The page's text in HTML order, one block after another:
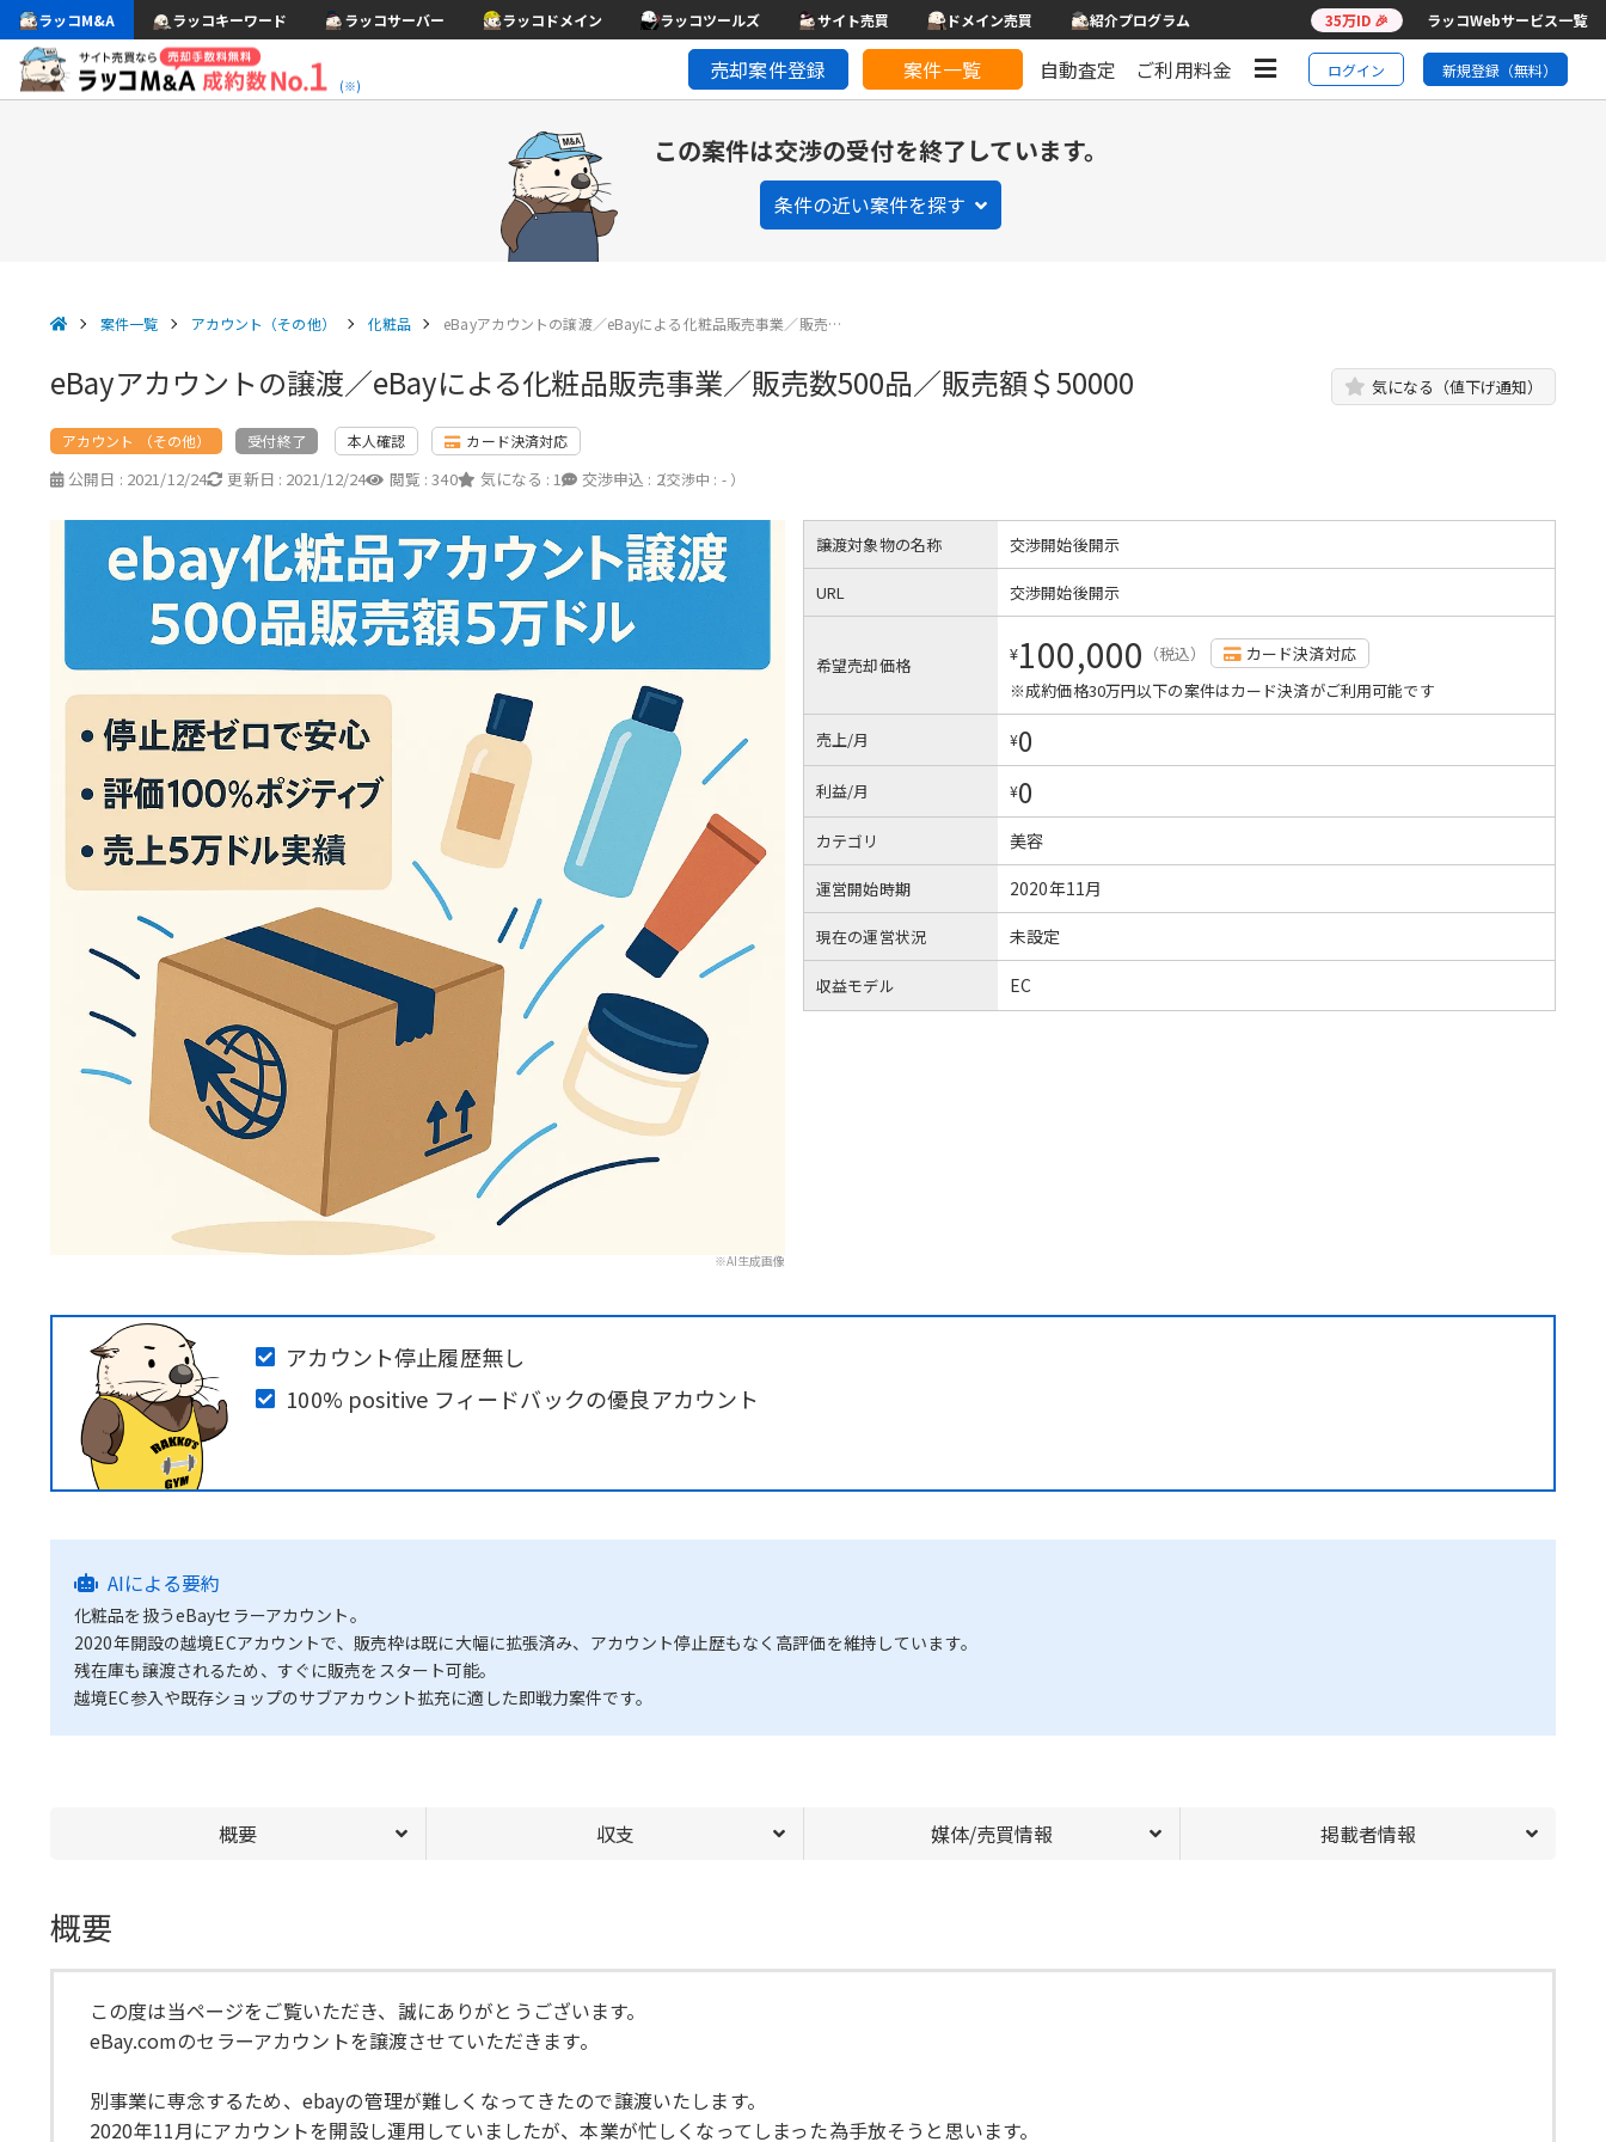
ラッコM&A ラッコキーワード ラッコサーバー ラッコドメイン ラッコツールズ サイト売買 ドメイン売買 紹介プログラム 35万ID 🎉 ラッコWebサービス一覧
(※)
売却案件登録 案件一覧 自動査定 ご利用料金 ログイン 新規登録（無料）
この案件は交渉の受付を終了しています。
条件の近い案件を探す
案件一覧 アカウント（その他） 化粧品 eBayアカウントの譲渡／eBayによる化粧品販売事業／販売…
eBayアカウントの譲渡／eBayによる化粧品販売事業／販売数500品／販売額＄50000 気になる（値下げ通知）
アカウント （その他） 受付終了 本人確認 カード決済対応
公開日 : 2021/12/24 更新日 : 2021/12/24 閲覧 :340 気になる : 1 交渉申込 : 2
（交渉中 : - ）
※AI生成画像
譲渡対象物の名称 交渉開始後開示
URL 交渉開始後開示
希望売却価格 ¥100,000 （税込）
カード決済対応
※成約価格30万円以下の案件はカード決済がご利用可能です
売上/月 ¥0
利益/月 ¥0
カテゴリ 美容
運営開始時期 2020年11月
現在の運営状況 未設定
収益モデル EC
アカウント停止履歴無し
100% positive フィードバックの優良アカウント
AIによる要約
化粧品を扱うeBayセラーアカウント。
2020年開設の越境ECアカウントで、販売枠は既に大幅に拡張済み、アカウント停止歴もなく高評価を維持しています。
残在庫も譲渡されるため、すぐに販売をスタート可能。
越境EC参入や既存ショップのサブアカウント拡充に適した即戦力案件です。
概要 収支 媒体/売買情報 掲載者情報
概要
この度は当ページをご覧いただき、誠にありがとうございます。
eBay.comのセラーアカウントを譲渡させていただきます。
別事業に専念するため、ebayの管理が難しくなってきたので譲渡いたします。
2020年11月にアカウントを開設し運用していましたが、本業が忙しくなってしまった為手放そうと思います。